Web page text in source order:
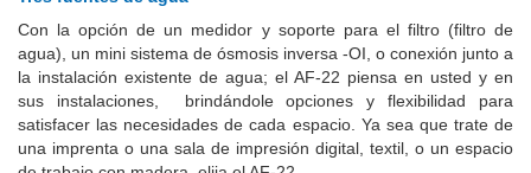
Con la opción de un medidor y soporte para el filtro (filtro de
agua), un mini sistema de ósmosis inversa -OI, o conexión junto a
la instalación existente de agua; el AF-22 piensa en usted y en
sus instalaciones, brindándole opciones y flexibilidad para
satisfacer las necesidades de cada espacio. Ya sea que trate de
una imprenta o una sala de impresión digital, textil, o un espacio